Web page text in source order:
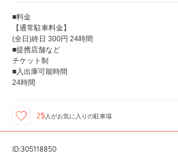
■料金
【通常駐車料金】
(全日)終日 300円 24時間
■提携店舗など
チケット制
■入出庫可能時間
24時間
25人がお気に入りの駐車場
ID:305118850